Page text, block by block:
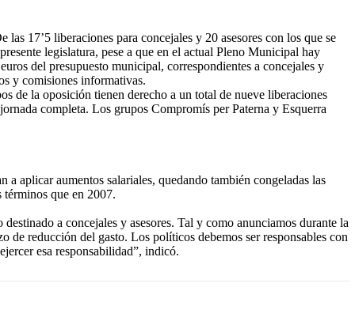
17’5 liberaciones para concejales y 20 asesores con los que se
legislatura, pese a que en el actual Pleno Municipal hay
del presupuesto municipal, correspondientes a concejales y
y comisiones informativas.
de la oposición tienen derecho a un total de nueve liberaciones
completa. Los grupos Compromís per Paterna y Esquerra
aplicar aumentos salariales, quedando también congeladas las
que en 2007.
a concejales y asesores. Tal y como anunciamos durante la
de reducción del gasto. Los políticos debemos ser responsables con
esa responsabilidad”, indicó.